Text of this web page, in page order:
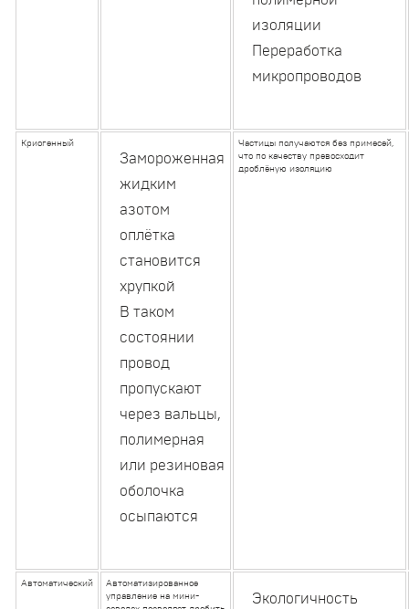
изоляции
Переработка
микропроводов
Криогенный
Замороженная
жидким
азотом
оплётка
становится
хрупкой
В таком
состоянии
провод
пропускают
через вальцы,
полимерная
или резиновая
оболочка
осыпаются
Частицы получаются без примесей,
что по качеству превосходит
дроблёную изоляцию
Автоматический
Автоматизированное
управление на мини-
Экологичность